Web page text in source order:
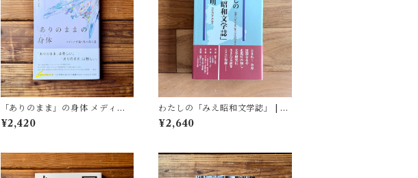
「ありのまま」の身体 メディア
が描く私の見た目 | 藤嶋 陽子(著)
¥2,420
わたしの「みえ昭和文学誌」 | 藤
田 明
¥2,640